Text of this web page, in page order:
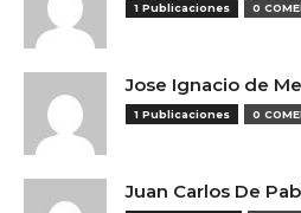
1 Publicaciones 0
Jose Ignacio de
1 Publicaciones 0
Juan Carlos De